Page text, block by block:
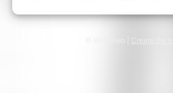
Create my